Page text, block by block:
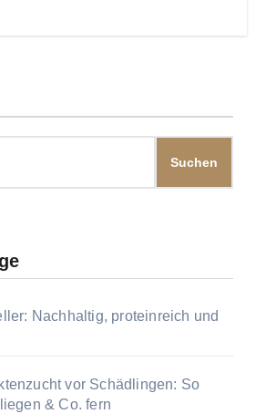
Suchen
Nachhaltig, proteinreich und
vor Schädlingen: So
& Co. fern